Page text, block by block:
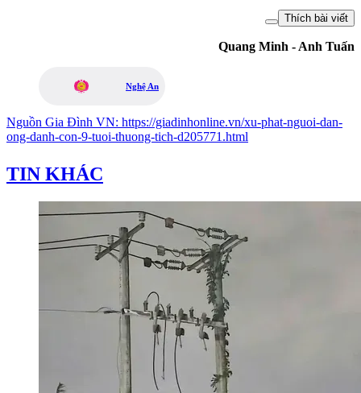
Thích bài viết
Quang Minh - Anh Tuấn
Nghệ An
Nguồn Gia Đình VN: https://giadinhonline.vn/xu-phat-nguoi-dan-
ong-danh-con-9-tuoi-thuong-tich-d205771.html
TIN KHÁC